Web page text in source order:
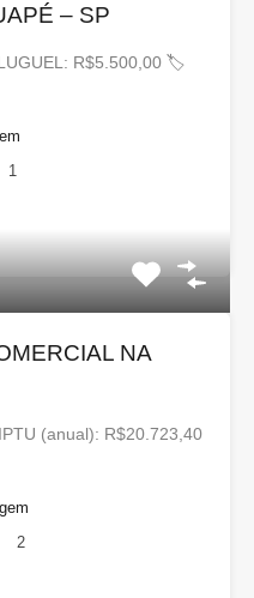
– SP
R$5.500,00 🏷
1
NA
(anual): R$20.723,40
2